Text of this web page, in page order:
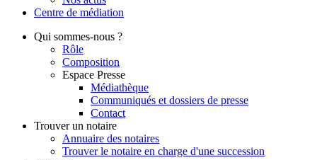
Centre de médiation
Qui sommes-nous ?
Rôle
Composition
Espace Presse
Médiathèque
Communiqués et dossiers de presse
Contact
Trouver un notaire
Annuaire des notaires
Trouver le notaire en charge d'une succession